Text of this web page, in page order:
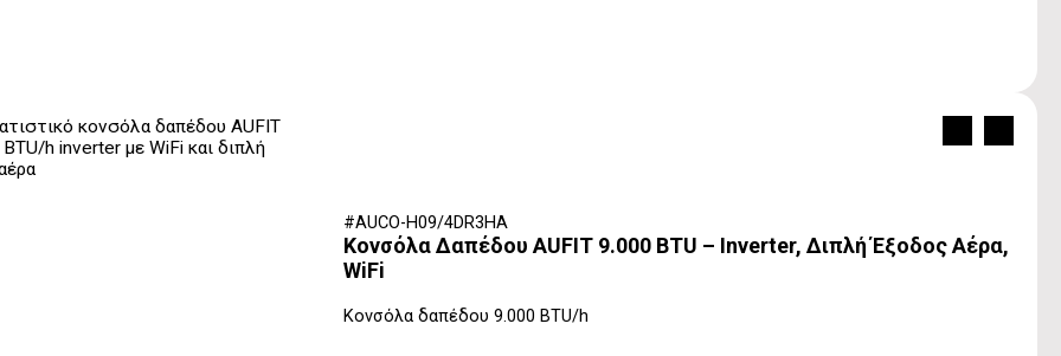
#AUCO-H09/4DR3HA
Κονσόλα Δαπέδου AUFIT 9.000 BTU – Inverter, Διπλή Έξοδος Αέρα,
WiFi
Κονσόλα δαπέδου 9.000 BTU/h